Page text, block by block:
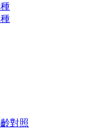
對照